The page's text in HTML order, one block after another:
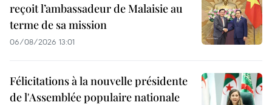
reçoit l’ambassadeur de Malaisie au
terme de sa mission
06/08/2026 13:01
Félicitations à la nouvelle présidente
de l'Assemblée populaire nationale